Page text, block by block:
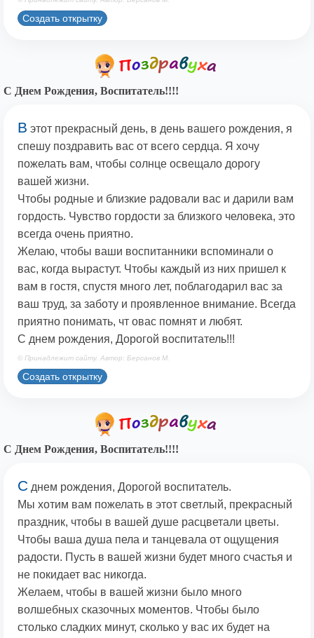
Создать открытку
С Днем Рождения, Воспитатель!!!!
В этот прекрасный день, в день вашего рождения, я
спешу поздравить вас от всего сердца. Я хочу
пожелать вам, чтобы солнце освещало дорогу
вашей жизни.
Чтобы родные и близкие радовали вас и дарили вам
гордость. Чувство гордости за близкого человека, это
всегда очень приятно.
Желаю, чтобы ваши воспитанники вспоминали о
вас, когда вырастут. Чтобы каждый из них пришел к
вам в гостя, спустя много лет, поблагодарил вас за
ваш труд, за заботу и проявленное внимание. Всегда
приятно понимать, чт овас помнят и любят.
С днем рождения, Дорогой воспитатель!!!
© Принадлежит сайту. Автор: Берсанов М.
Создать открытку
С Днем Рождения, Воспитатель!!!!
С днем рождения, Дорогой воспитатель.
Мы хотим вам пожелать в этот светлый, прекрасный
праздник, чтобы в вашей душе расцветали цветы.
Чтобы ваша душа пела и танцевала от ощущения
радости. Пусть в вашей жизни будет много счастья и
не покидает вас никогда.
Желаем, чтобы в вашей жизни было много
волшебных сказочных моментов. Чтобы было
столько сладких минут, сколько у вас их будет на